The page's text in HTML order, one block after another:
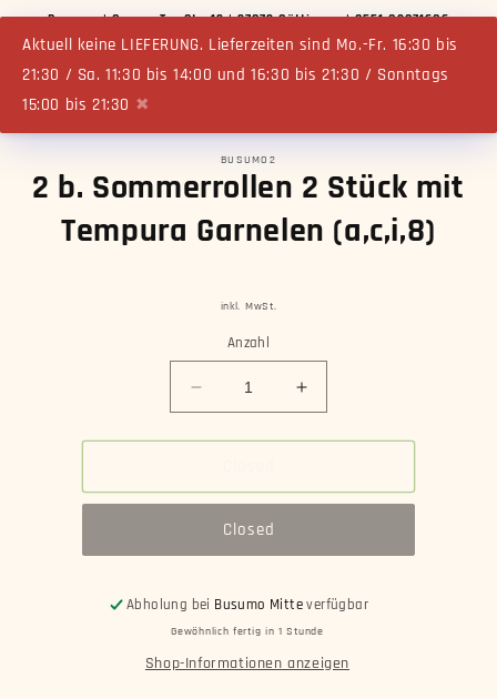
Aktuell keine LIEFERUNG. Lieferzeiten sind Mo.-Fr. 16:30 bis
21:30 / Sa. 11:30 bis 14:00 und 16:30 bis 21:30 / Sonntags
15:00 bis 21:30 ✖
Inhalt
Busumo | Groner Tor Str. 13 | 37073 Göttingen | 0551 82071686
BUSUMO2
2 b. Sommerrollen 2 Stück mit
Tempura Garnelen (a,c,i,8)
inkl. MwSt.
Anzahl
Verringere
die
Menge
2
Sommerrollen
2
mit
Tempura
Garnelen
(a,c,i,8)
Erhöhe
die
Menge
2
2
mit
Tempura
Garnelen
(a,c,i,8)
Closed
Abholung bei Busumo Mitteverfügbar
Gewöhnlich fertig in 1 Stunde
Shop-Informationen anzeigen